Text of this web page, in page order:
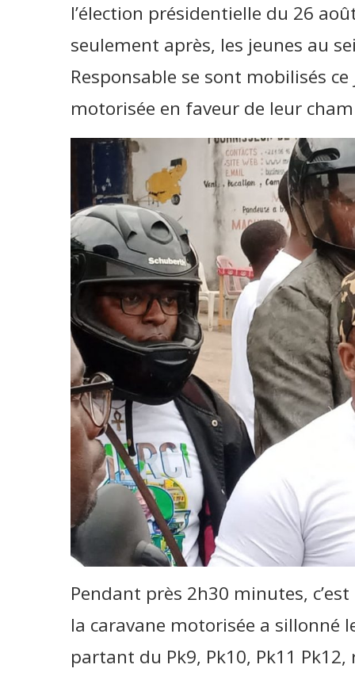
l’élection présidentielle du 26
seulement après, les jeunes au
Responsable se sont mobilisés
motorisée en faveur de leur
Pendant près 2h30 minutes,
la caravane motorisée a sillonné
partant du Pk9, Pk10, Pk11